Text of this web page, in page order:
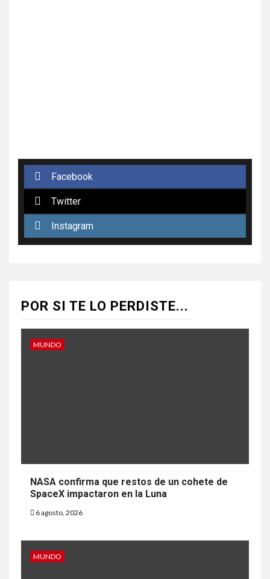
Facebook
Twitter
Instagram
POR SI TE LO PERDISTE...
MUNDO
NASA confirma que restos de un cohete de
SpaceX impactaron en la Luna
6 agosto, 2026
MUNDO